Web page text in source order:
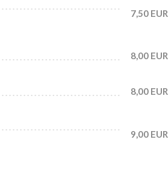
7,50 EUR
8,00 EUR
8,00 EUR
9,00 EUR